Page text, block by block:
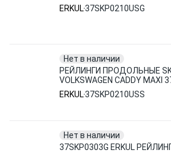
ERKUL37SKP0210USG
Нет в наличии
РЕЙЛИНГИ ПРОДОЛЬНЫЕ
VOLKSWAGEN CADDY MAXI
ERKUL
ERKUL37SKP0210USS
Нет в наличии
37SKP0303G ERKUL